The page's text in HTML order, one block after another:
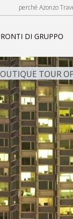
perché Azonzo
DI GRUPPO
TOUR